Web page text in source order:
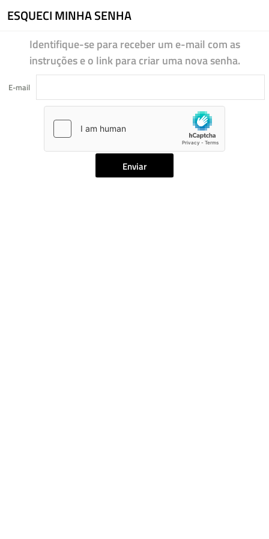
ESQUECI MINHA SENHA
Identifique-se para receber um e-mail com as
instruções e o link para criar uma nova senha.
E-mail
Enviar